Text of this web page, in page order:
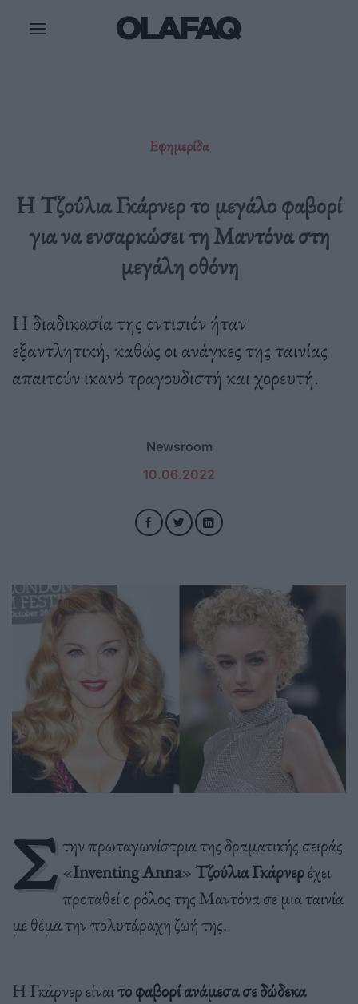
Εφημερίδα
Η Τζούλια Γκάρνερ το μεγάλο φαβορί
για να ενσαρκώσει τη Μαντόνα στη
μεγάλη οθόνη
Η διαδικασία της οντισιόν ήταν
εξαντλητική, καθώς οι ανάγκες της ταινίας
απαιτούν ικανό τραγουδιστή και χορευτή.
Newsroom
10.06.2022
Σ την πρωταγωνίστρια της δραματικής σειράς
«Inventing Anna» Τζούλια Γκάρνερέχει
προταθεί ο ρόλος της Μαντόνα σε μια ταινία
με θέμα την πολυτάραχη ζωή της.
Η Γκάρνερ είναιτο φαβορί ανάμεσα σε δώδεκα